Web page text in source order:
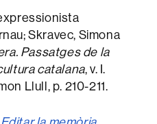
Skravec, Simona
Passatges de la
catalana, v. I.
Llull, p. 210-211.